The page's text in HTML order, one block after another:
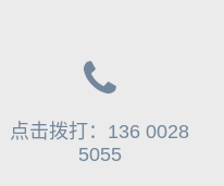
点击拨打：136 0028
5055